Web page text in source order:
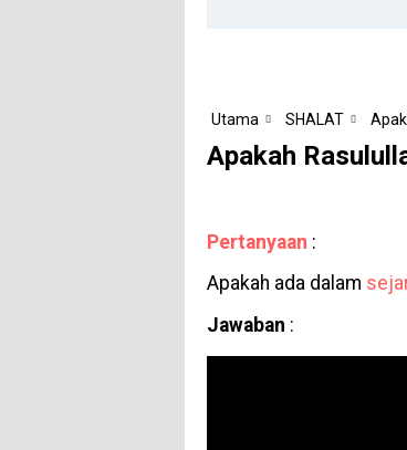
Utama SHALAT
Apakah
Pertanyaan :
Apakah ada dalam
Jawaban :